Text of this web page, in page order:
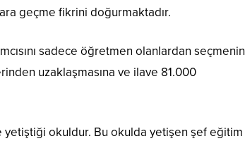
geçme fikrini doğurmaktadır.
sadece öğretmen olanlardan seçmenin
uzaklaşmasına ve ilave 81.000
yetiştiği okuldur. Bu okulda yetişen şef eğitim